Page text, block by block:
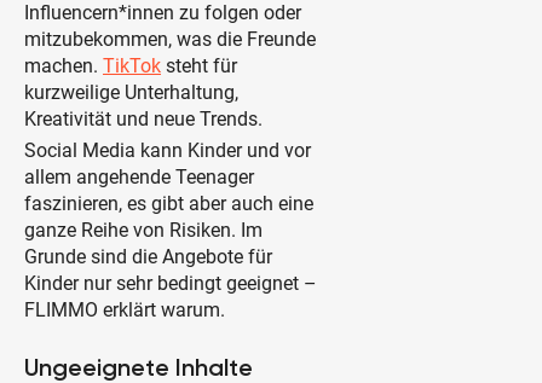
Influencern*innen zu folgen oder
mitzubekommen, was die Freunde
machen. TikTok steht für
kurzweilige Unterhaltung,
Kreativität und neue Trends.
Social Media kann Kinder und vor
allem angehende Teenager
faszinieren, es gibt aber auch eine
ganze Reihe von Risiken. Im
Grunde sind die Angebote für
Kinder nur sehr bedingt geeignet –
FLIMMO erklärt warum.
Ungeeignete Inhalte